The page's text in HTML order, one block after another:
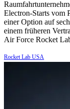
Electron-Starts vom
einer Option auf
einem früheren
Air Force Rocket
Rocket Lab USA